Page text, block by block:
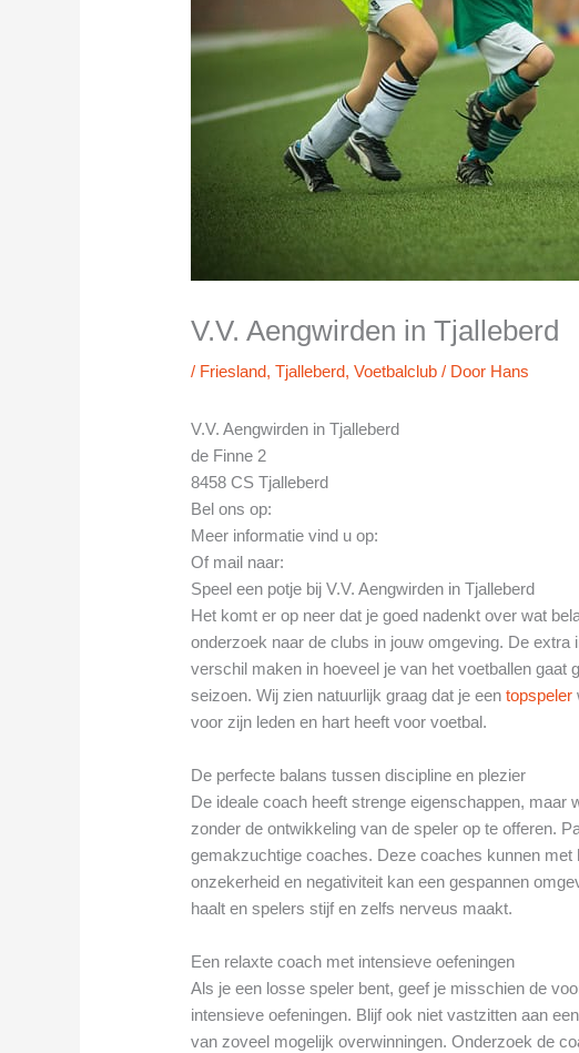
V.V. Aengwirden in Tjalleberd
/ Friesland,Tjalleberd,Voetbalclub / Door Hans
V.V. Aengwirden in Tjalleberd
de Finne 2
8458 CS Tjalleberd
Bel ons op:
Meer informatie vind u op:
Of mail naar:
Speel een potje bij V.V. Aengwirden in Tjalleberd
Het komt er op neer dat je goed nadenkt over wat
onderzoek naar de clubs in jouw omgeving. De
verschil maken in hoeveel je van het voetballen gaat
seizoen. Wij zien natuurlijk graag dat je eentopspeler
voor zijn leden en hart heeft voor voetbal.
De perfecte balans tussen discipline en plezier
De ideale coach heeft strenge eigenschappen, maar
zonder de ontwikkeling van de speler op te offeren.
gemakzuchtige coaches. Deze coaches kunnen
onzekerheid en negativiteit kan een gespannen
haalt en spelers stijf en zelfs nerveus maakt.
Een relaxte coach met intensieve oefeningen
Als je een losse speler bent, geef je misschien de
intensieve oefeningen. Blijf ook niet vastzitten aan
van zoveel mogelijk overwinningen. Onderzoek de